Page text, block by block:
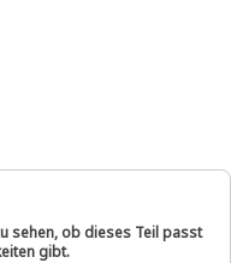
sehen, ob dieses Teil passt
gibt.